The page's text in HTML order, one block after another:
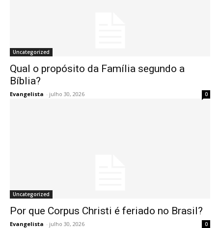
Uncategorized
Qual o propósito da Família segundo a
Bíblia?
Evangelista - julho 30, 2026 0
Uncategorized
Por que Corpus Christi é feriado no Brasil?
Evangelista - julho 30, 2026 0